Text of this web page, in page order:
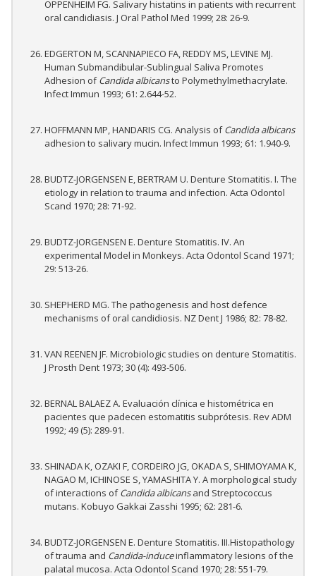
OPPENHEIM FG. Salivary histatins in patients with recurrent
oral candidiasis. J Oral Pathol Med 1999; 28: 26-9.
EDGERTON M, SCANNAPIECO FA, REDDY MS, LEVINE MJ.
Human Submandibular-Sublingual Saliva Promotes
Adhesion ofCandida albicansto Polymethylmethacrylate.
Infect Immun 1993; 61: 2.644-52.
HOFFMANN MP, HANDARIS CG. Analysis ofCandida albicans
adhesion to salivary mucin. Infect Immun 1993; 61: 1.940-9.
BUDTZ-JORGENSEN E, BERTRAM U. Denture Stomatitis. I. The
etiology in relation to trauma and infection. Acta Odontol
Scand 1970; 28: 71-92.
BUDTZ-JORGENSEN E. Denture Stomatitis. IV. An
experimental Model in Monkeys. Acta Odontol Scand 1971;
29: 513-26.
SHEPHERD MG. The pathogenesis and host defence
mechanisms of oral candidiosis. NZ Dent J 1986; 82: 78-82.
VAN REENEN JF. Microbiologic studies on denture Stomatitis.
J Prosth Dent 1973; 30 (4): 493-506.
BERNAL BALAEZ A. Evaluación clínica e histométrica en
pacientes que padecen estomatitis subprótesis. Rev ADM
1992; 49 (5): 289-91.
SHINADA K, OZAKI F, CORDEIRO JG, OKADA S, SHIMOYAMA K,
NAGAO M, ICHINOSE S, YAMASHITA Y. A morphological study
of interactions ofCandida albicansand Streptococcus
mutans. Kobuyo Gakkai Zasshi 1995; 62: 281-6.
BUDTZ-JORGENSEN E. Denture Stomatitis. III.Histopathology
of trauma and Candida-induceinflammatory lesions of the
palatal mucosa. Acta Odontol Scand 1970; 28: 551-79.